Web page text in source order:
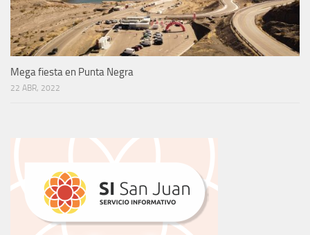
Mega fiesta en Punta Negra
22 ABR, 2022